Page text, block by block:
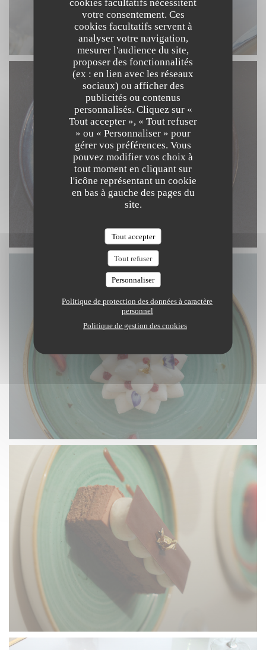
cookies facultatifs nécessitent
votre consentement. Ces
cookies facultatifs servent à
analyser votre navigation,
mesurer l'audience du site,
proposer des fonctionnalités
(ex : en lien avec les réseaux
sociaux) ou afficher des
publicités ou contenus
personnalisés. Cliquez sur «
Tout accepter », « Tout refuser
» ou « Personnaliser » pour
gérer vos préférences. Vous
pouvez modifier vos choix à
tout moment en cliquant sur
l'icône représentant un cookie
en bas à gauche des pages du
site.
Tout accepter
Tout refuser
Personnaliser
Politique de protection des données à caractère
personnel
Politique de gestion des cookies